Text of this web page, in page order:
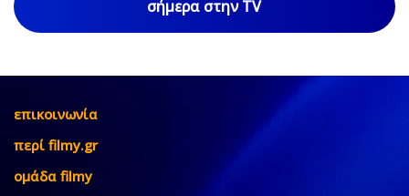
σήμερα στην TV
επικοινωνία
περί filmy.gr
ομάδα filmy